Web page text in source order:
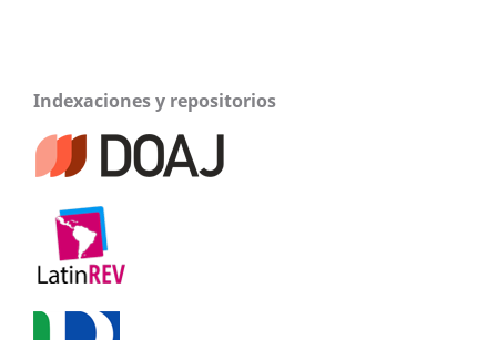
Indexaciones y repositorios